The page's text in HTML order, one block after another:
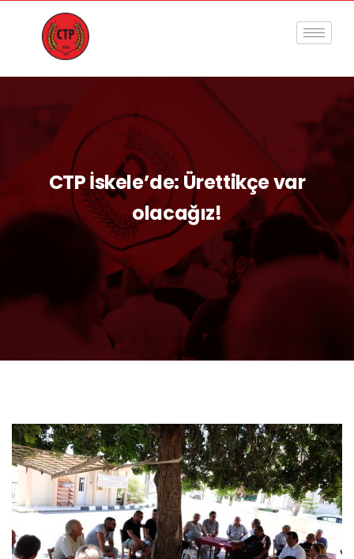
CTP İskele’de: Ürettikçe var
olacağız!